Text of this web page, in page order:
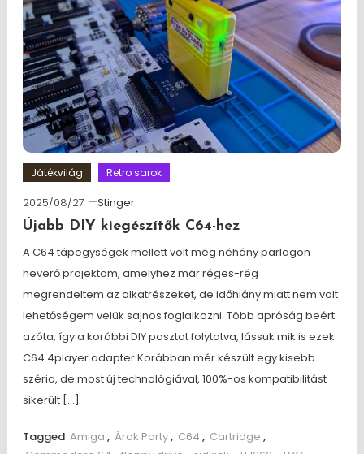
Játékvilág Retro sarok
2025/08/27
Stinger
Újabb DIY kiegészítők C64-hez
A C64 tápegységek mellett volt még néhány parlagon
heverő projektom, amelyhez már réges-rég
megrendeltem az alkatrészeket, de időhiány miatt nem volt
lehetőségem velük sajnos foglalkozni. Több apróság beért
azóta, így a korábbi DIY posztot folytatva, lássuk mik is ezek:
C64 4player adapter Korábban mér készült egy kisebb
széria, de most új technológiával, 100%-os kompatibilitást
sikerült […]
Tagged Amiga , Árok Party, C64 , Cartridge ,